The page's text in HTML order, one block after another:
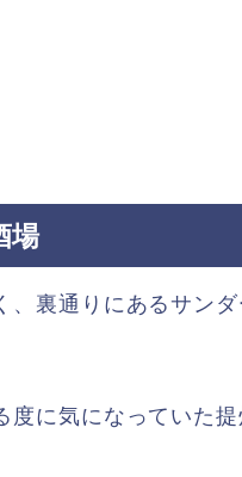
場
、裏通りにあるサン
度に気になっていた提